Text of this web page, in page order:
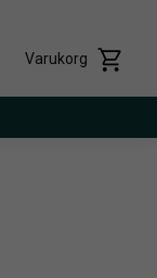
Varukorg
Önskelista